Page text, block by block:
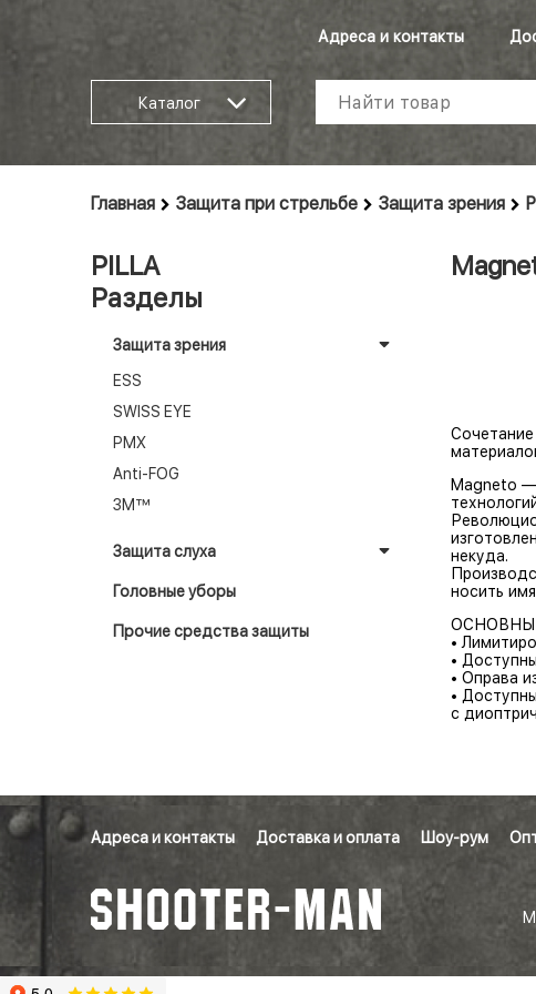
Адреса и контакты
Каталог
Главная Защита при стрельбе Защита зрения
PILLA
Разделы
Защита зрения
ESS
SWISS EYE
PMX
Anti-FOG
3M™
Защита слуха
Головные уборы
Прочие средства защиты
Magneto —
некуда.
носить
•
•
• Оправа
•
с
Адреса и контакты Доставка и оплата Шоу-рум